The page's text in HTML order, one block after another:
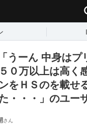
うーん 中身はプ
０万以上は高く
をＨＳのを載せ
・・・」のユー
さん